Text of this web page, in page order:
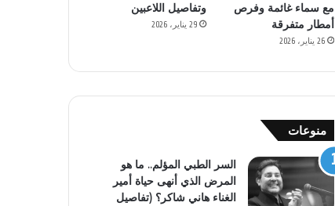
مع سماء غائمة وفرص
أمطار متفرقة
26 يناير، 2026
وتفاصيل اللاعبين
29 يناير، 2026
منوعات
السر الطبي المؤلم.. ما هو
المرض الذي أنهى حياة أمير
الغناء هاني شاكر؟ (تفاصيل